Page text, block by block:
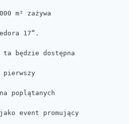
m² zażywa
17“.
będzie dostępna
poplątanych
event promujący